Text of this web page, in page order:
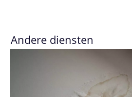
Andere diensten